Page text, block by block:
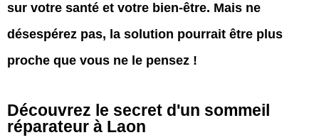
sur votre santé et votre bien-être. Mais ne
désespérez pas, la solution pourrait être plus
proche que vous ne le pensez !
Découvrez le secret d'un sommeil
réparateur à Laon